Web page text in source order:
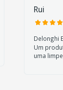
Rui
Delonghi
Um
uma